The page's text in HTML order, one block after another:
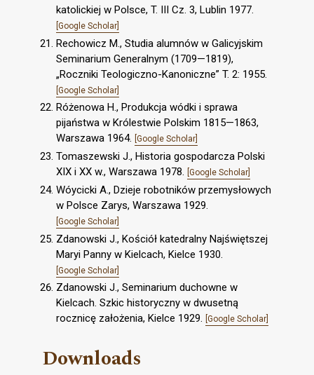
katolickiej w Polsce, T. III Cz. 3, Lublin 1977.
[Google Scholar]
Rechowicz M., Studia alumnów w Galicyjskim
Seminarium Generalnym (1709—1819),
„Roczniki Teologiczno-Kanoniczne” T. 2: 1955.
[Google Scholar]
Różenowa H., Produkcja wódki i sprawa
pijaństwa w Królestwie Polskim 1815—1863,
Warszawa 1964. [Google Scholar]
Tomaszewski J., Historia gospodarcza Polski
XIX i XX w., Warszawa 1978. [Google Scholar]
Wóycicki A., Dzieje robotników przemysłowych
w Polsce Zarys, Warszawa 1929.
[Google Scholar]
Zdanowski J., Kościół katedralny Najświętszej
Maryi Panny w Kielcach, Kielce 1930.
[Google Scholar]
Zdanowski J., Seminarium duchowne w
Kielcach. Szkic historyczny w dwusetną
rocznicę założenia, Kielce 1929. [Google Scholar]
Downloads